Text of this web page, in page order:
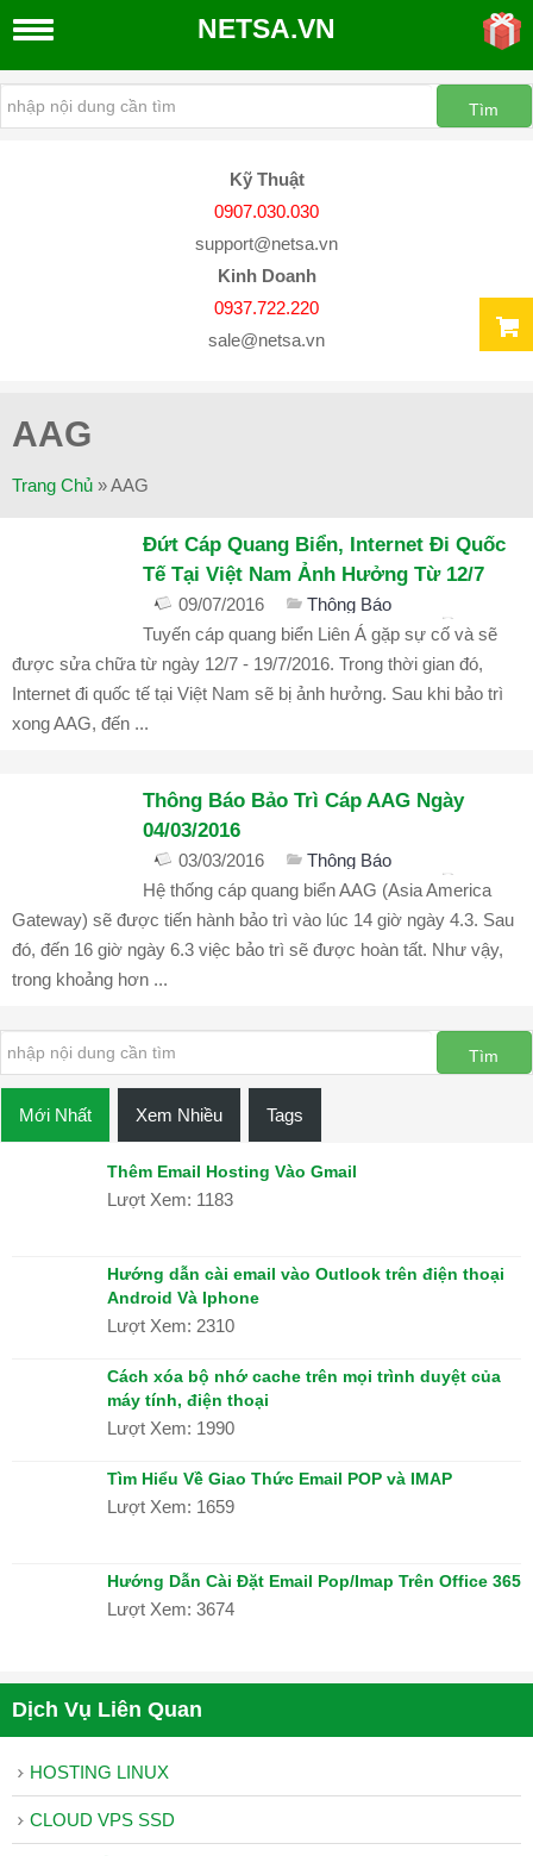
THIẾT
KẾ
Vụ
SEO
Google
THIẾT
Nhận
Diện
Thương
Bộ
Hệ
Thống
Thương
Trị
Máy
Chủ
DOMAIN
–
HOSTING
NETSA.VN
Kỹ Thuật
0907.030.030
support@netsa.vn
Kinh Doanh
0937.722.220
sale@netsa.vn
AAG
Trang Chủ »AAG
Đứt Cáp Quang Biển, Internet Đi Quốc
Tế Tại Việt Nam Ảnh Hưởng Từ 12/7
09/07/2016
Thông Báo
bình luận đóng
1688
Tuyến cáp quang biển Liên Á gặp sự cố và sẽ
được sửa chữa từ ngày 12/7 - 19/7/2016. Trong thời gian đó,
Internet đi quốc tế tại Việt Nam sẽ bị ảnh hưởng. Sau khi bảo trì
xong AAG, đến ...
Thông Báo Bảo Trì Cáp AAG Ngày
04/03/2016
03/03/2016
Thông Báo
bình luận đóng
1600
Hệ thống cáp quang biển AAG (Asia America
Gateway) sẽ được tiến hành bảo trì vào lúc 14 giờ ngày 4.3. Sau
đó, đến 16 giờ ngày 6.3 việc bảo trì sẽ được hoàn tất. Như vậy,
trong khoảng hơn ...
Mới Nhất Xem Nhiều Tags
Thêm Email Hosting Vào Gmail
Lượt Xem: 1183
Hướng dẫn cài email vào Outlook trên điện thoại
Android Và Iphone
Lượt Xem: 2310
Cách xóa bộ nhớ cache trên mọi trình duyệt của
máy tính, điện thoại
Lượt Xem: 1990
Tìm Hiểu Về Giao Thức Email POP và IMAP
Lượt Xem: 1659
Hướng Dẫn Cài Đặt Email Pop/Imap Trên Office 365
Lượt Xem: 3674
Dịch Vụ Liên Quan
HOSTING LINUX
CLOUD VPS SSD